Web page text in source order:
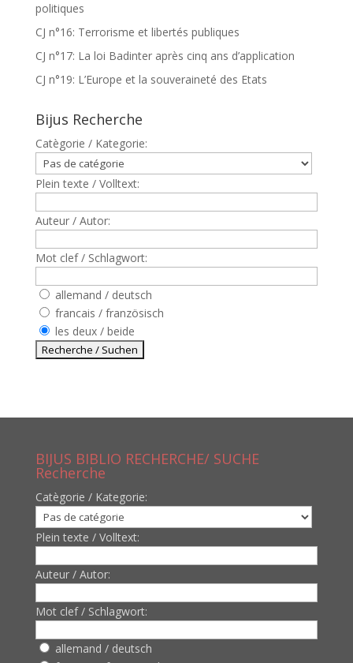
politiques
CJ n°16: Terrorisme et libertés publiques
CJ n°17: La loi Badinter après cinq ans d’application
CJ n°19: L’Europe et la souveraineté des Etats
Bijus Recherche
Catègorie / Kategorie:
Plein texte / Volltext:
Auteur / Autor:
Mot clef / Schlagwort:
allemand / deutsch
francais / französisch
les deux / beide
BIJUS BIBLIO RECHERCHE/ SUCHE
Recherche
Catègorie / Kategorie:
Plein texte / Volltext:
Auteur / Autor:
Mot clef / Schlagwort:
allemand / deutsch